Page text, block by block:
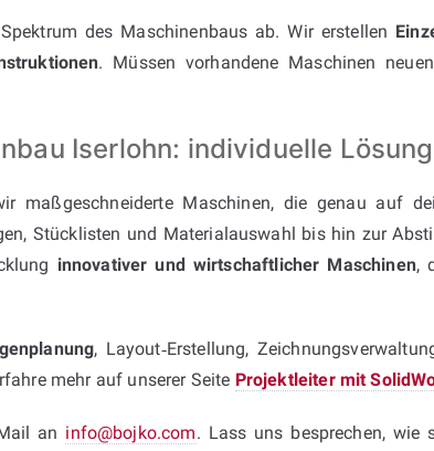
des Maschinenbaus ab. Wir erstellen
. Müssen vorhandene Maschinen
Iserlohn: individuelle
maßgeschneiderte Maschinen, die genau auf
Stücklisten und Materialauswahl bis hin zur
innovativer und wirtschaftlicher Maschinen,
, Layout‑Erstellung,
mehr auf unserer Seite Projektleiter mit
an info@bojko.com. Lass uns besprechen, wie